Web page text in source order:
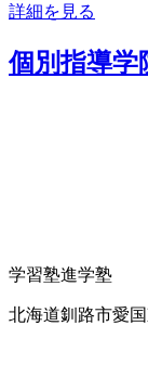
詳細を見る
個別指導学
学習塾進学塾
北海道釧路市愛